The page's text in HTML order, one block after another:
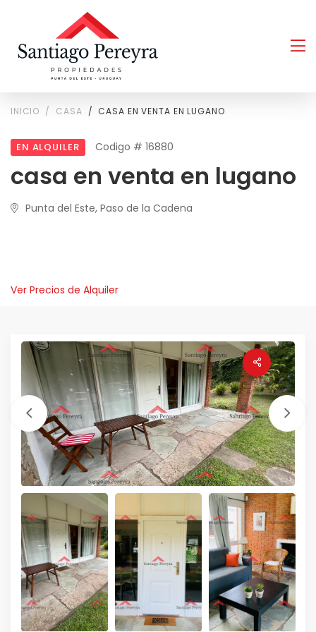
INICIO CASA CASA EN VENTA EN LUGANO
EN ALQUILER Codigo # 16880
casa en venta en lugano
Punta del Este, Paso de la Cadena
Ver Precios de Alquiler